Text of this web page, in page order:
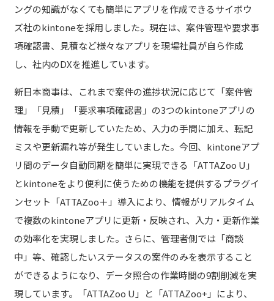
ングの知識がなくても簡単にアプリを作成できるサイボウ
ズ社のkintoneを採用しました。現在は、案件管理や要求事
項確認書、見積など様々なアプリを現場社員が自ら作成
し、社内のDXを推進しています。
新日本商事は、これまで案件の進捗状況に応じて「案件管
理」「見積」「要求事項確認書」の3つのkintoneアプリの
情報を手動で更新していたため、入力の手間に加え、転記
ミスや更新漏れ等が発生していました。今回、kintoneアプ
リ間のデータ自動同期を簡単に実現できる「ATTAZoo U」
とkintoneをより便利に使うための機能を提供するプラグイ
ンセット「ATTAZoo＋」導入により、情報がリアルタイム
で複数のkintoneアプリに更新・反映され、入力・更新作業
の効率化を実現しました。さらに、管理者側では「商談
中」等、確認したいステータスの案件のみを表示すること
ができるようになり、データ照合の作業時間の9割削減を実
現しています。「ATTAZoo U」と「ATTAZoo+」により、